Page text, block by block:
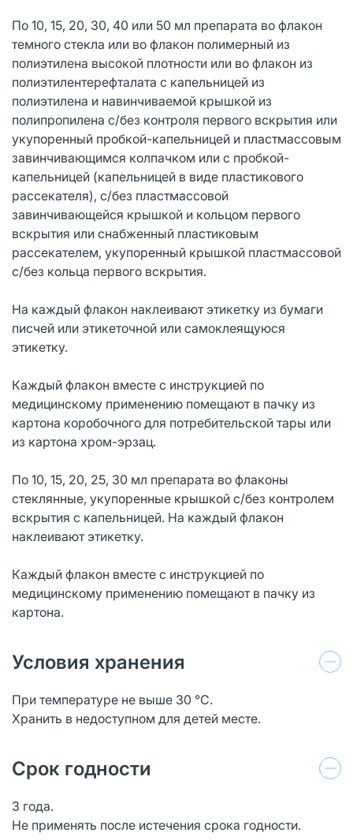
По 10, 15, 20, 30, 40 или 50 мл препарата во флакон
темного стекла или во флакон полимерный из
полиэтилена высокой плотности или во флакон из
полиэтилентерефталата с капельницей из
полиэтилена и навинчиваемой крышкой из
полипропилена с/без контроля первого вскрытия или
укупоренный пробкой-капельницей и пластмассовым
завинчивающимся колпачком или с пробкой-
капельницей (капельницей в виде пластикового
рассекателя), с/без пластмассовой
завинчивающейся крышкой и кольцом первого
вскрытия или снабженный пластиковым
рассекателем, укупоренный крышкой пластмассовой
с/без кольца первого вскрытия.
На каждый флакон наклеивают этикетку из бумаги
писчей или этикеточной или самоклеящуюся
этикетку.
Каждый флакон вместе с инструкцией по
медицинскому применению помещают в пачку из
картона коробочного для потребительской тары или
из картона хром-эрзац.
По 10, 15, 20, 25, 30 мл препарата во флаконы
стеклянные, укупоренные крышкой с/без контролем
вскрытия с капельницей. На каждый флакон
наклеивают этикетку.
Каждый флакон вместе с инструкцией по
медицинскому применению помещают в пачку из
картона.
Условия хранения
При температуре не выше 30 °С.
Хранить в недоступном для детей месте.
Срок годности
3 года.
Не применять после истечения срока годности.